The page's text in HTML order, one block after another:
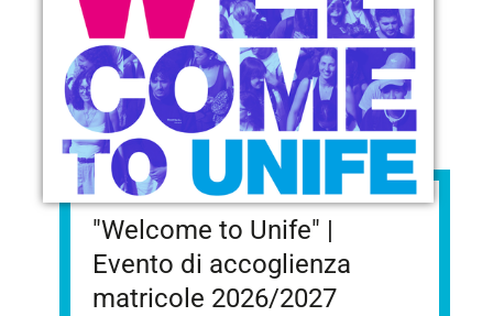
"Welcome to Unife" |
Evento di accoglienza
matricole 2026/2027